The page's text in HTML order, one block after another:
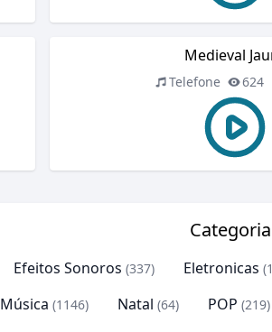
Medieval
Telefone 624
Efeitos Sonoros (337) Eletronicas
Música (1146) Natal (64) POP (219)